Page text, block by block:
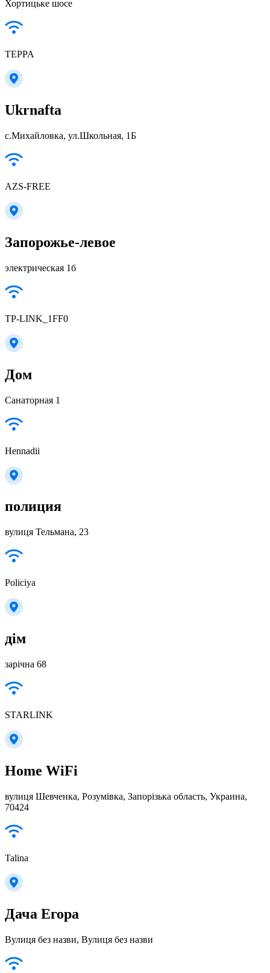
Хортицьке шосе
TEPPA
Ukrnafta
с.Михайловка, ул.Школьная, 1Б
AZS-FREE
Запорожье-левое
электрическая 1б
TP-LINK_1FF0
Дом
Санаторная 1
Hennadii
полиция
вулиця Тельмана, 23
Policiya
дім
зарічна 68
STARLINK
Home WiFi
вулиця Шевченка, Розумівка, Запорізька область, Украина,
70424
Talina
Дача Егора
Вулиця без назви, Вулиця без назви